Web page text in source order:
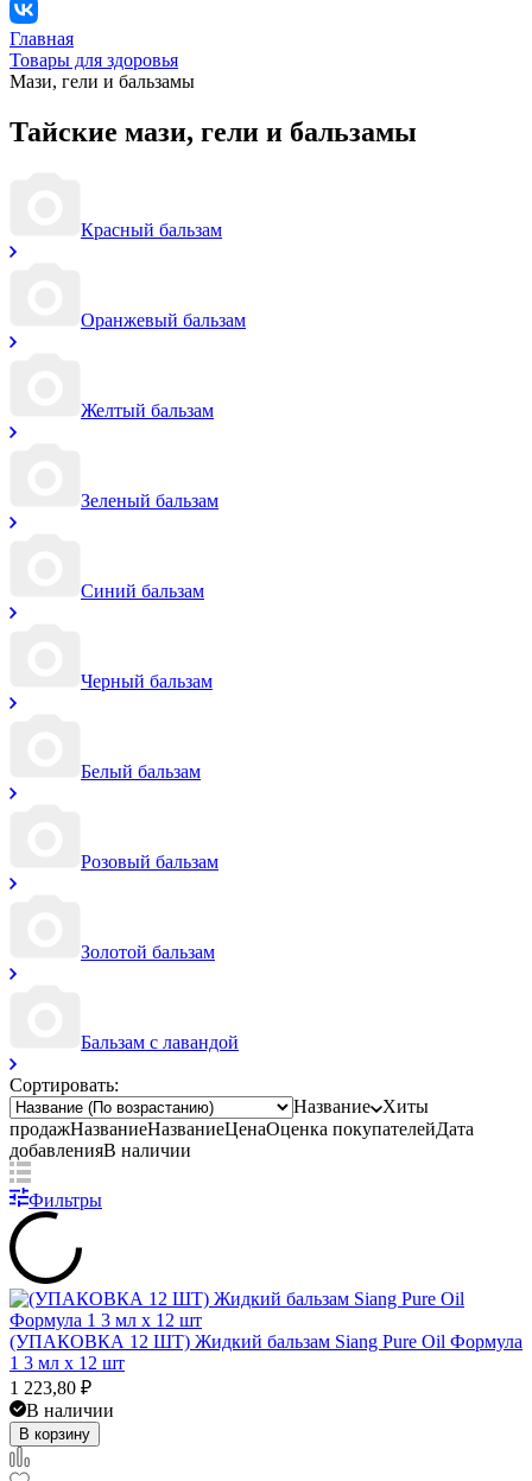
Главная
Товары для здоровья
Мази, гели и бальзамы
Тайские мази, гели и бальзамы
Красный бальзам
Оранжевый бальзам
Желтый бальзам
Зеленый бальзам
Синий бальзам
Черный бальзам
Белый бальзам
Розовый бальзам
Золотой бальзам
Бальзам с лавандой
Сортировать:
Название
Хиты
продажНазваниеНазваниеЦенаОценка покупателейДата
добавленияВ наличии
Фильтры
(УПАКОВКА 12 ШТ) Жидкий бальзам Siang Pure Oil Формула
1 3 мл x 12 шт
1 223,80 ₽
В наличии
В корзину